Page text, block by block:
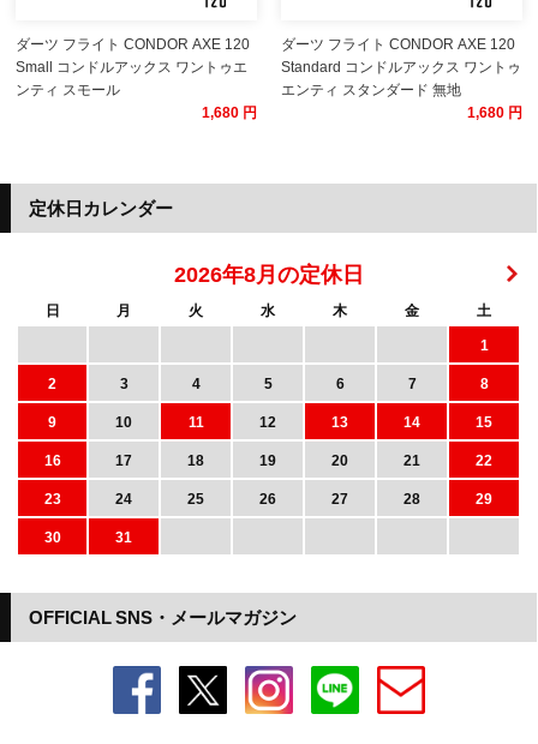
ダーツ フライト CONDOR AXE 120
Small コンドルアックス ワントゥエ
ンティ スモール
1,680 円
ダーツ フライト CONDOR AXE 120
Standard コンドルアックス ワントゥ
エンティ スタンダード 無地
1,680 円
OFFICIAL SNS・メールマガジン
定休日カレンダー
2026年8月の定休日
日 月 火 水 木 金
土
1
2
3 4 5 6 7
8
9
10 11 12 13 14
15
16
17 18 19 20 21
22
23
24 25 26 27 28
29
30
31